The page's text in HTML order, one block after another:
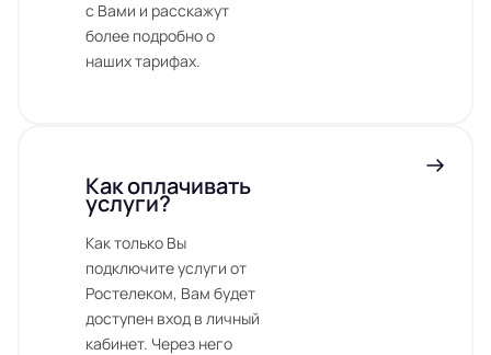
с Вами и расскажут
более подробно о
наших тарифах.
Как оплачивать
услуги?
Как только Вы
подключите услуги от
Ростелеком, Вам будет
доступен вход в личный
кабинет. Через него